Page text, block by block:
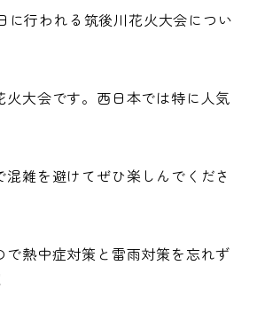
に行われる筑後川花火大会につい
火大会です。西日本では特に人気
雑を避けてぜひ楽しんでくださ
で熱中症対策と雷雨対策を忘れず